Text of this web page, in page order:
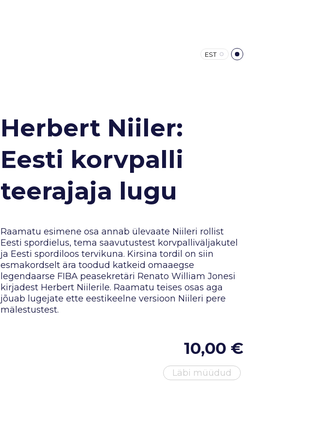
EST
Herbert Niiler:
Eesti korvpalli
teerajaja lugu
Raamatu esimene osa annab ülevaate Niileri rollist
Eesti spordielus, tema saavutustest korvpalliväljakutel
ja Eesti spordiloos tervikuna. Kirsina tordil on siin
esmakordselt ära toodud katkeid omaaegse
legendaarse FIBA peasekretäri Renato William Jonesi
kirjadest Herbert Niilerile. Raamatu teises osas aga
jõuab lugejate ette eestikeelne versioon Niileri pere
mälestustest.
10,00 €
Läbi müüdud